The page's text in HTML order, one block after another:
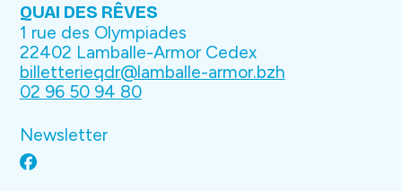
QUAI DES RÊVES
1 rue des Olympiades
22402 Lamballe-Armor Cedex
billetterieqdr@lamballe-armor.bzh
02 96 50 94 80
Newsletter
Facebook